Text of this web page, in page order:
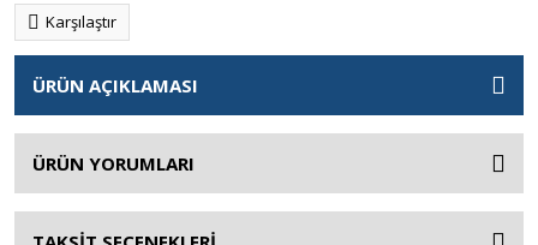
Karşılaştır
ÜRÜN AÇIKLAMASI
ÜRÜN YORUMLARI